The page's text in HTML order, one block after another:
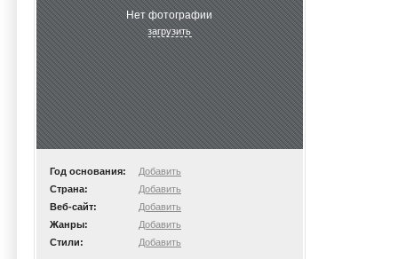
Нет фотографии
загрузить
Год основания:
Добавить
Страна:
Добавить
Веб-сайт:
Добавить
Жанры:
Добавить
Стили:
Добавить